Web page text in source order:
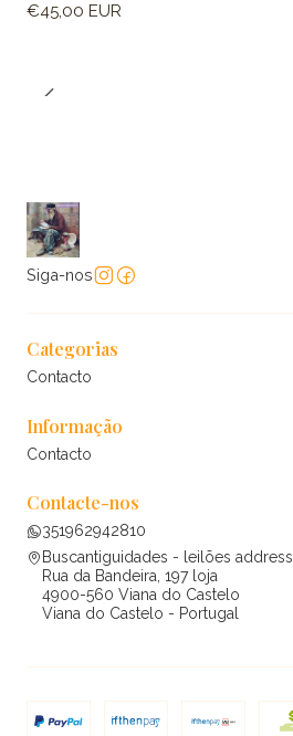
€45,00 EUR
Siga-nos
Categorias
Contacto
Informação
Contacto
Contacte-nos
351962942810
Buscantiguidades - leilões address
Rua da Bandeira, 197 loja
4900-560 Viana do Castelo
Viana do Castelo - Portugal